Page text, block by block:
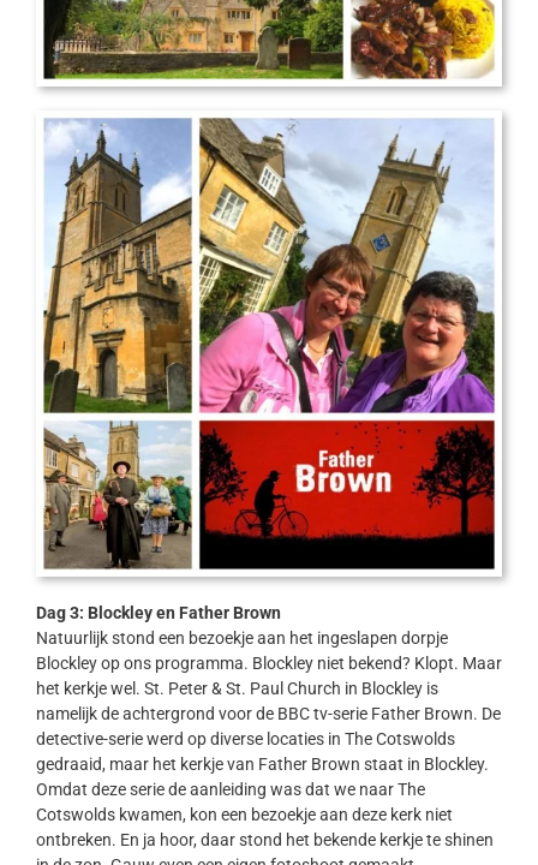
Dag 3: Blockley en Father Brown
Natuurlijk stond een bezoekje aan het ingeslapen dorpje
Blockley op ons programma. Blockley niet bekend? Klopt. Maar
het kerkje wel. St. Peter & St. Paul Church in Blockley is
namelijk de achtergrond voor de BBC tv-serie Father Brown. De
detective-serie werd op diverse locaties in The Cotswolds
gedraaid, maar het kerkje van Father Brown staat in Blockley.
Omdat deze serie de aanleiding was dat we naar The
Cotswolds kwamen, kon een bezoekje aan deze kerk niet
ontbreken. En ja hoor, daar stond het bekende kerkje te shinen